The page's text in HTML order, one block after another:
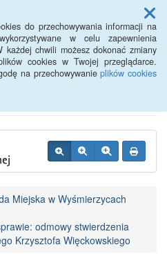
do przechowywania informacji na
w celu zapewnienia
każdej chwili możesz dokonać zmiany
cookies w Twojej przeglądarce.
na przechowywanieplików cookies
Menu
Miejska w Wyśmierzycach
odmowy stwierdzenia
Krzysztofa Więckowskiego